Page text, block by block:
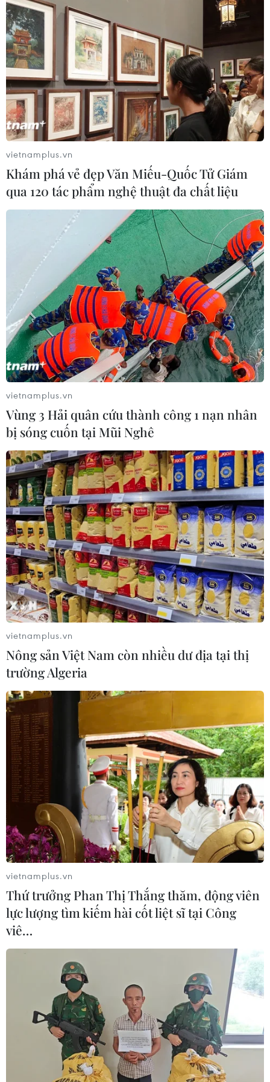
TIN CÙNG CHUYÊN MỤC
Việt Nam là điểm đến hấp dẫn với
doanh nghiệp bán dẫn hàng đầu của
08/08/2026 13:45
Grab bị phạt 1,36 tỷ đồng do vi phạm
vietnamplus.vn
Khám phá vẻ đẹp Văn Miếu-Quốc Tử Giám
qua 120 tác phẩm nghệ thuật đa chất liệu
vietnamplus.vn
Vùng 3 Hải quân cứu thành công 1 nạn nhân
bị sóng cuốn tại Mũi Nghê
vietnamplus.vn
Nông sản Việt Nam còn nhiều dư địa tại thị
trường Algeria
vietnamplus.vn
Thứ trưởng Phan Thị Thắng thăm, động viên
lực lượng tìm kiếm hài cốt liệt sĩ tại Công
viê…